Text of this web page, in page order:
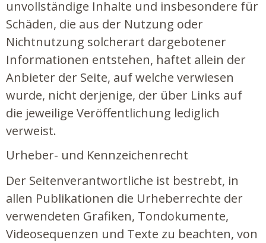
unvollständige Inhalte und insbesondere für
Schäden, die aus der Nutzung oder
Nichtnutzung solcherart dargebotener
Informationen entstehen, haftet allein der
Anbieter der Seite, auf welche verwiesen
wurde, nicht derjenige, der über Links auf
die jeweilige Veröffentlichung lediglich
verweist.
Urheber- und Kennzeichenrecht
Der Seitenverantwortliche ist bestrebt, in
allen Publikationen die Urheberrechte der
verwendeten Grafiken, Tondokumente,
Videosequenzen und Texte zu beachten, von